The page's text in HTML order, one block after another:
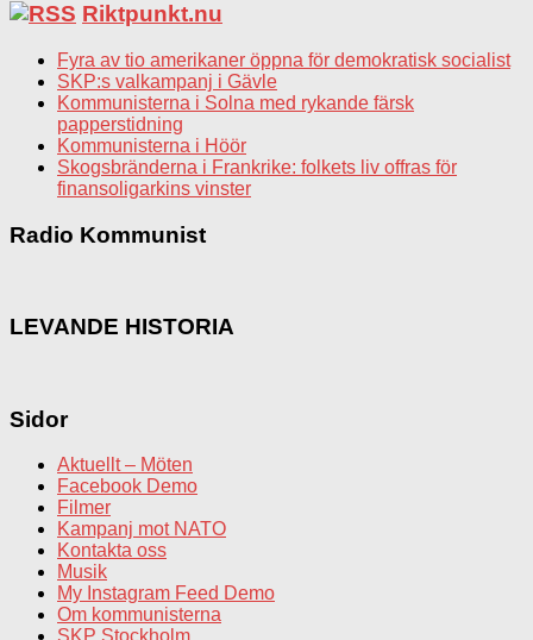
Riktpunkt.nu
Fyra av tio amerikaner öppna för demokratisk socialist
SKP:s valkampanj i Gävle
Kommunisterna i Solna med rykande färsk
papperstidning
Kommunisterna i Höör
Skogsbränderna i Frankrike: folkets liv offras för
finansoligarkins vinster
Radio Kommunist
LEVANDE HISTORIA
Sidor
Aktuellt – Möten
Facebook Demo
Filmer
Kampanj mot NATO
Kontakta oss
Musik
My Instagram Feed Demo
Om kommunisterna